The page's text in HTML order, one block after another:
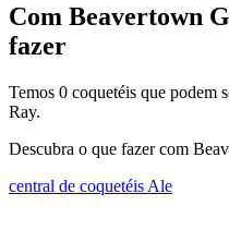
Com Beavertown
fazer
Temos 0 coquetéis que podem
Ray.
Descubra o que fazer com
central de coquetéis Ale